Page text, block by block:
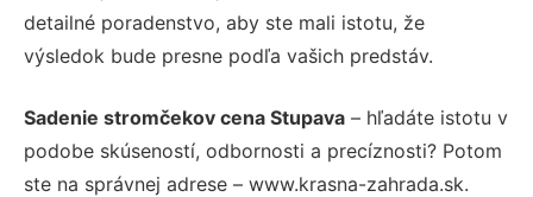
detailné poradenstvo, aby ste mali istotu, že
výsledok bude presne podľa vašich predstáv.
Sadenie stromčekov cena Stupava – hľadáte istotu v
podobe skúseností, odbornosti a precíznosti? Potom
ste na správnej adrese – www.krasna-zahrada.sk.